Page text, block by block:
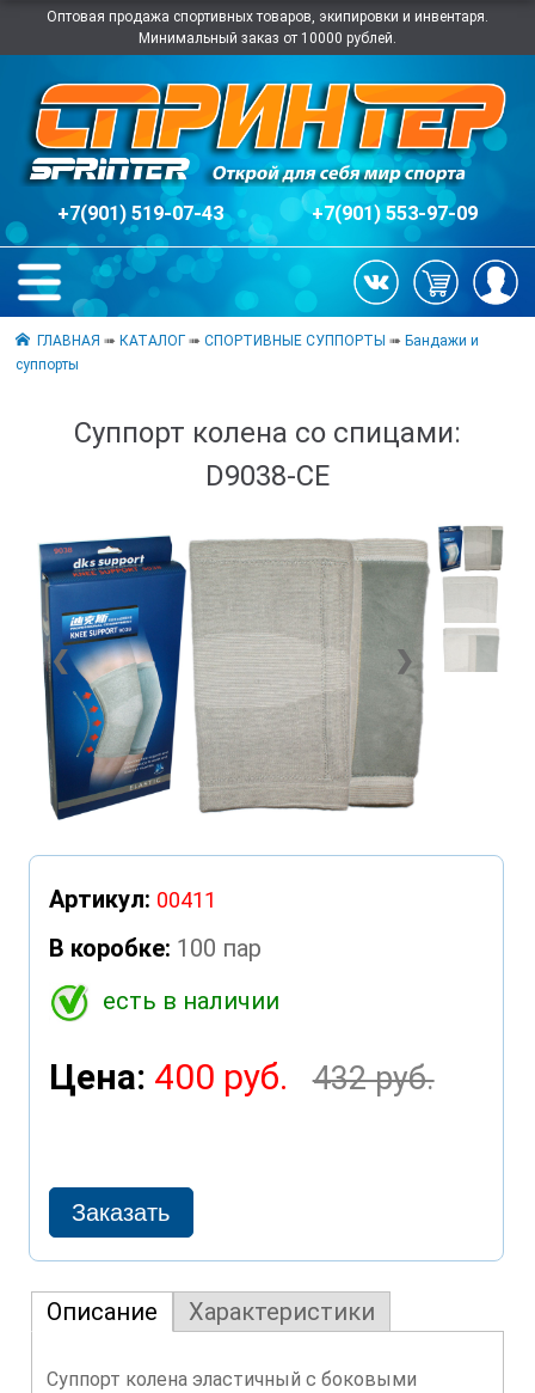
Оптовая продажа спортивных товаров, экипировки и инвентаря.
Минимальный заказ от 10000 рублей.
+7(901) 519-07-43 +7(901) 553-97-09
ГЛАВНАЯ ➠КАТАЛОГ ➠СПОРТИВНЫЕ СУППОРТЫ ➠Бандажи и
суппорты
Суппорт колена со спицами:
D9038-СЕ
❮ ❯
Артикул: 00411
В коробке: 100 пар
есть в наличии
Цена: 400 руб. 432 руб.
Описание Характеристики
Суппорт колена эластичный с боковыми